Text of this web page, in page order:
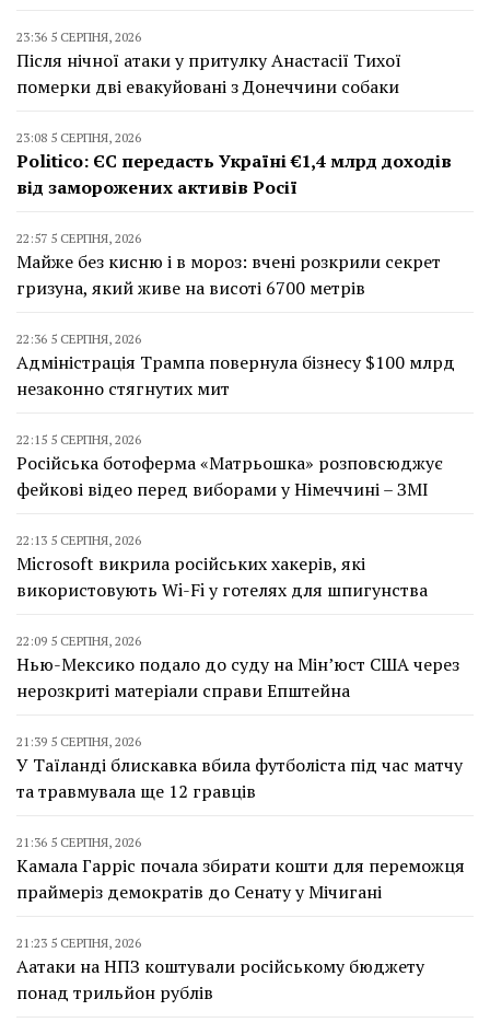
23:36 5 СЕРПНЯ, 2026
Після нічної атаки у притулку Анастасії Тихої
померки дві евакуйовані з Донеччини собаки
23:08 5 СЕРПНЯ, 2026
Politico: ЄС передасть Україні €1,4 млрд доходів
від заморожених активів Росії
22:57 5 СЕРПНЯ, 2026
Майже без кисню і в мороз: вчені розкрили секрет
гризуна, який живе на висоті 6700 метрів
22:36 5 СЕРПНЯ, 2026
Адміністрація Трампа повернула бізнесу $100 млрд
незаконно стягнутих мит
22:15 5 СЕРПНЯ, 2026
Російська ботоферма «Матрьошка» розповсюджує
фейкові відео перед виборами у Німеччині – ЗМІ
22:13 5 СЕРПНЯ, 2026
Microsoft викрила російських хакерів, які
використовують Wi-Fi у готелях для шпигунства
22:09 5 СЕРПНЯ, 2026
Нью-Мексико подало до суду на Мін’юст США через
нерозкриті матеріали справи Епштейна
21:39 5 СЕРПНЯ, 2026
У Таїланді блискавка вбила футболіста під час матчу
та травмувала ще 12 гравців
21:36 5 СЕРПНЯ, 2026
Камала Гарріс почала збирати кошти для переможця
праймеріз демократів до Сенату у Мічигані
21:23 5 СЕРПНЯ, 2026
Аатаки на НПЗ коштували російському бюджету
понад трильйон рублів